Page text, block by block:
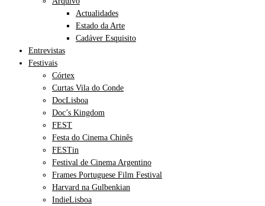
Actualidades
Estado da Arte
Cadáver Esquisito
Entrevistas
Festivais
Córtex
Curtas Vila do Conde
DocLisboa
Doc’s Kingdom
FEST
Festa do Cinema Chinês
FESTin
Festival de Cinema Argentino
Frames Portuguese Film Festival
Harvard na Gulbenkian
IndieLisboa